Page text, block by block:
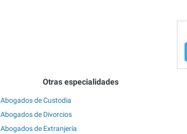
Otras especialidades
Abogados de Custodia
Abogados de Divorcios
Abogados de Extranjería